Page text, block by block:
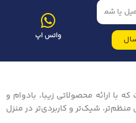
واتس اپ
با ارائه محصولاتی زیبا، بادوام و
شیک‌تر و کاربردی‌تر در منزل